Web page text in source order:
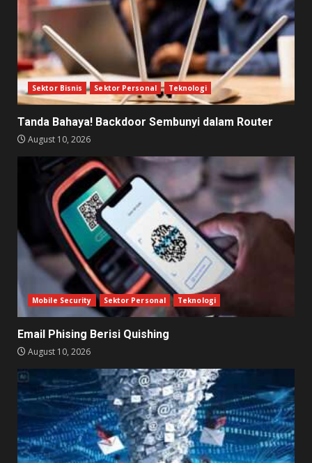
Sektor Bisnis Sektor Personal Teknologi
Tanda Bahaya! Backdoor Sembunyi dalam Router
August 10, 2026
Mobile Security Sektor Personal Teknologi
Email Phising Berisi Quishing
August 10, 2026